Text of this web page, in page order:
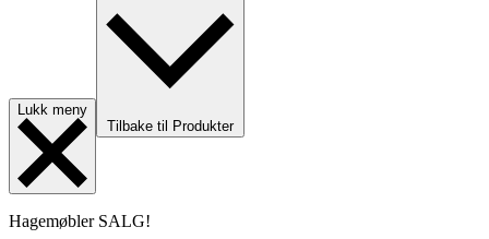
Lukk meny
Tilbake til Produkter
Hagemøbler SALG!